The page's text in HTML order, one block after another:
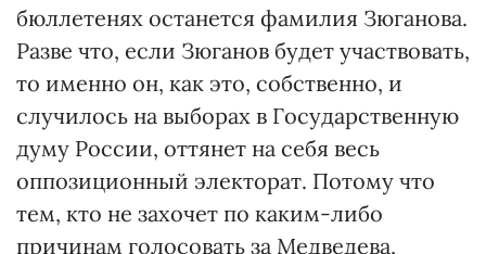
бюллетенях останется фамилия Зюганова.
Разве что, если Зюганов будет участвовать,
то именно он, как это, собственно, и
случилось на выборах в Государственную
думу России, оттянет на себя весь
оппозиционный электорат. Потому что
тем, кто не захочет по каким-либо
причинам голосовать за Медведева,